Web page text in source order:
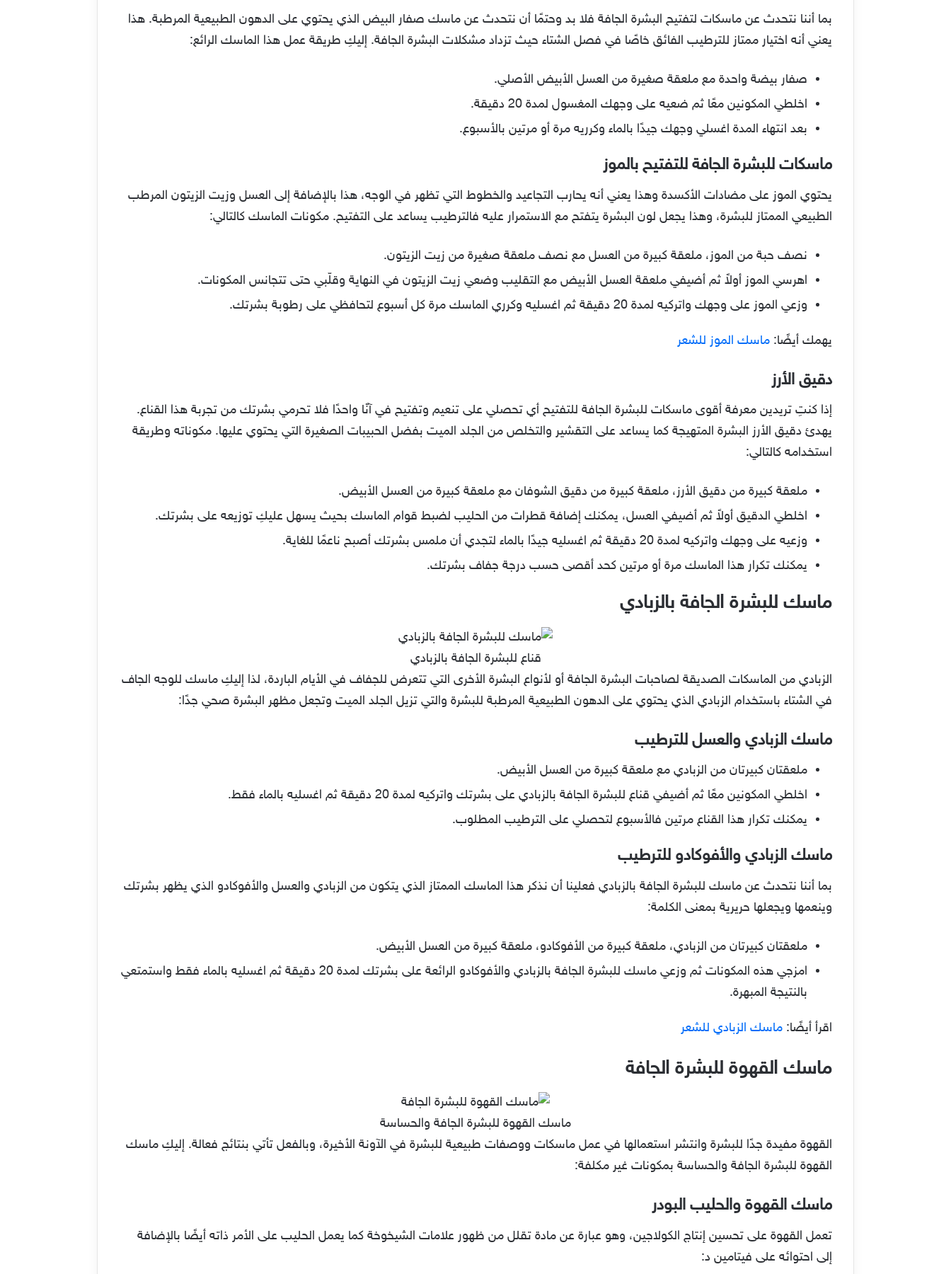
بما أننا نتحدث عن ماسكات لتفتيح البشرة الجافة فلا بد وحتمًا أن نتحدث عن ماسك صفار البيض الذي يحتوي على الدهون الطبيعية المرطبة. هذا
يعني أنه اختيار ممتاز للترطيب الفائق خاصًا في فصل الشتاء حيث تزداد مشكلات البشرة الجافة. إليكِ طريقة عمل هذا الماسك الرائع:
صفار بيضة واحدة مع ملعقة صغيرة من العسل الأبيض الأصلي.
اخلطي المكونين معًا ثم ضعيه على وجهك المغسول لمدة 20 دقيقة.
بعد انتهاء المدة اغسلي وجهك جيدًا بالماء وكرريه مرة أو مرتين بالأسبوع.
ماسكات للبشرة الجافة للتفتيح بالموز
يحتوي الموز على مضادات الأكسدة وهذا يعني أنه يحارب التجاعيد والخطوط التي تظهر في الوجه، هذا بالإضافة إلى العسل وزيت الزيتون المرطب
الطبيعي الممتاز للبشرة، وهذا يجعل لون البشرة يتفتح مع الاستمرار عليه فالترطيب يساعد على التفتيح. مكونات الماسك كالتالي:
نصف حبة من الموز، ملعقة كبيرة من العسل مع نصف ملعقة صغيرة من زيت الزيتون.
اهرسي الموز أولاً ثم أضيفي ملعقة العسل الأبيض مع التقليب وضعي زيت الزيتون في النهاية وقلّبي حتى تتجانس المكونات.
وزعي الموز على وجهك واتركيه لمدة 20 دقيقة ثم اغسليه وكرري الماسك مرة كل أسبوع لتحافظي على رطوبة بشرتك.
يهمك أيضًا: ماسك الموز للشعر
دقيق الأرز
إذا كنتِ تريدين معرفة أقوى ماسكات للبشرة الجافة للتفتيح أي تحصلي على تنعيم وتفتيح في آنًا واحدًا فلا تحرمي بشرتك من تجربة هذا القناع.
يهدئ دقيق الأرز البشرة المتهيجة كما يساعد على التقشير والتخلص من الجلد الميت بفضل الحبيبات الصغيرة التي يحتوي عليها. مكوناته وطريقة
استخدامه كالتالي:
ملعقة كبيرة من دقيق الأرز، ملعقة كبيرة من دقيق الشوفان مع ملعقة كبيرة من العسل الأبيض.
اخلطي الدقيق أولاً ثم أضيفي العسل، يمكنك إضافة قطرات من الحليب لضبط قوام الماسك بحيث يسهل عليكِ توزيعه على بشرتك.
وزعيه على وجهك واتركيه لمدة 20 دقيقة ثم اغسليه جيدًا بالماء لتجدي أن ملمس بشرتك أصبح ناعمًا للغاية.
يمكنك تكرار هذا الماسك مرة أو مرتين كحد أقصى حسب درجة جفاف بشرتك.
ماسك للبشرة الجافة بالزبادي
قناع للبشرة الجافة بالزبادي
الزبادي من الماسكات الصديقة لصاحبات البشرة الجافة أو لأنواع البشرة الأخرى التي تتعرض للجفاف في الأيام الباردة، لذا إليكِ ماسك للوجه الجاف
في الشتاء باستخدام الزبادي الذي يحتوي على الدهون الطبيعية المرطبة للبشرة والتي تزيل الجلد الميت وتجعل مظهر البشرة صحي جدًا:
ماسك الزبادي والعسل للترطيب
ملعقتان كبيرتان من الزبادي مع ملعقة كبيرة من العسل الأبيض.
اخلطي المكونين معًا ثم أضيفي قناع للبشرة الجافة بالزبادي على بشرتك واتركيه لمدة 20 دقيقة ثم اغسليه بالماء فقط.
يمكنك تكرار هذا القناع مرتين فالأسبوع لتحصلي على الترطيب المطلوب.
ماسك الزبادي والأفوكادو للترطيب
بما أننا نتحدث عن ماسك للبشرة الجافة بالزبادي فعلينا أن نذكر هذا الماسك الممتاز الذي يتكون من الزبادي والعسل والأفوكادو الذي يظهر بشرتك
وينعمها ويجعلها حريرية بمعنى الكلمة:
ملعقتان كبيرتان من الزبادي، ملعقة كبيرة من الأفوكادو، ملعقة كبيرة من العسل الأبيض.
امزجي هذه المكونات ثم وزعي ماسك للبشرة الجافة بالزبادي والأفوكادو الرائعة على بشرتك لمدة 20 دقيقة ثم اغسليه بالماء فقط واستمتعي
بالنتيجة المبهرة.
اقرأ أيضًا: ماسك الزبادي للشعر
ماسك القهوة للبشرة الجافة
ماسك القهوة للبشرة الجافة والحساسة
القهوة مفيدة جدًا للبشرة وانتشر استعمالها في عمل ماسكات ووصفات طبيعية للبشرة في الآونة الأخيرة، وبالفعل تأتي بنتائج فعالة. إليكِ ماسك
القهوة للبشرة الجافة والحساسة بمكونات غير مكلفة:
ماسك القهوة والحليب البودر
تعمل القهوة على تحسين إنتاج الكولاجين، وهو عبارة عن مادة تقلل من ظهور علامات الشيخوخة كما يعمل الحليب على الأمر ذاته أيضًا بالإضافة
إلى احتوائه على فيتامين د: